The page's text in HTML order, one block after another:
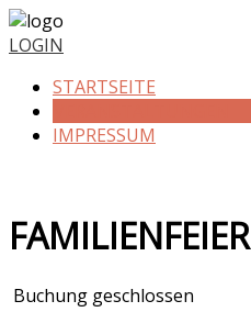
LOGIN
STARTSEITE
IMPRESSUM
FAMILIENFEIER
Buchung geschlossen
Vorheriges
Jahr
Vorheriger
Monat
Nächstes
Jahr
Nächstes
Monat